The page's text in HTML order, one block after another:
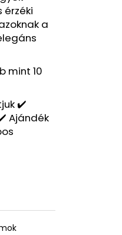
a
mint 10
✔️
Ajándék